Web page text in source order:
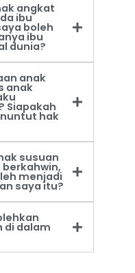
angkat
ibu
boleh
ibu
dunia?
anak
anak
Siapakah
hak
susuan
menjadi
saya itu?
di dalam